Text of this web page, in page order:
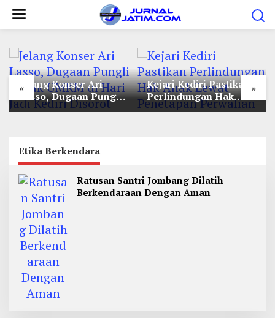
« »
Jelang Konser Ari
Lasso, Dugaan Pungli
Lapak UMKM di Hari
Kejari Kediri Pastikan
Perlindungan Hak
Anak Lewat Penetapan
Etika Berkendara
Ratusan Santri Jombang Dilatih
Berkendaraan Dengan Aman